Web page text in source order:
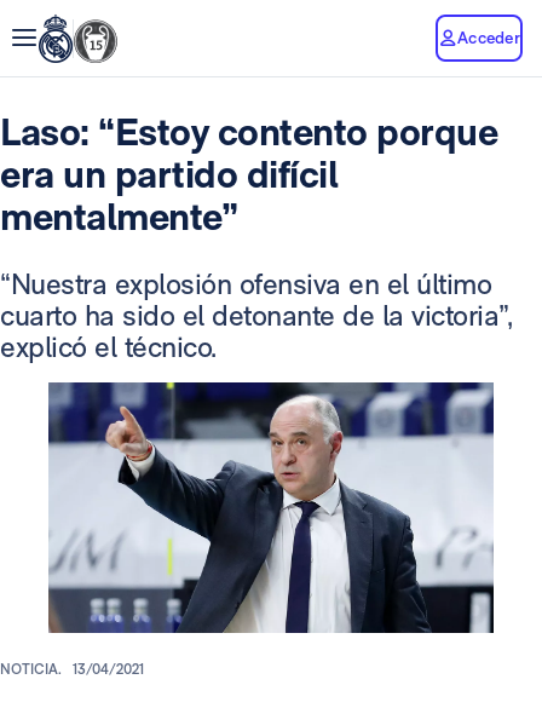
Acceder
Laso: “Estoy contento porque
era un partido difícil
mentalmente”
“Nuestra explosión ofensiva en el último
cuarto ha sido el detonante de la victoria”,
explicó el técnico.
NOTICIA. 13/04/2021